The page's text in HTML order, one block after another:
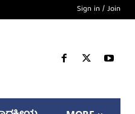
Sign in / Join